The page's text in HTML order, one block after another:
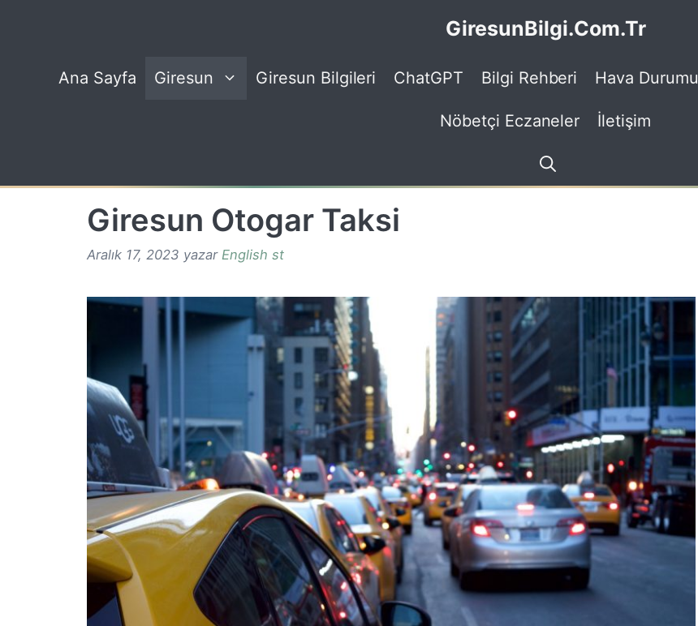
GiresunBilgi.Com.Tr
Ana Sayfa Giresun Giresun Bilgileri ChatGPT Bilgi Rehberi Hava Durumu
Nöbetçi Eczaneler İletişim
Giresun Otogar Taksi
Aralık 17, 2023 yazar English st